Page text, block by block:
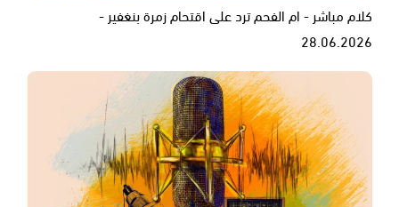
كلام مباشر - ام الفحم ترد على اقتحام زمرة بنغفير -
28.06.2026